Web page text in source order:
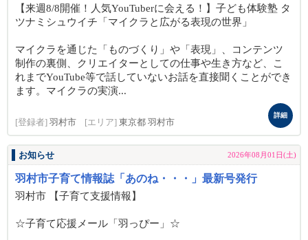
【来週8/8開催！人気YouTuberに会える！】子ども体験塾 タ
ツナミシュウイチ「マイクラと広がる表現の世界」
マイクラを通じた「ものづくり」や「表現」、コンテンツ
制作の裏側、クリエイターとしての仕事や生き方など、こ
れまでYouTube等で話していないお話を直接聞くことができ
ます。マイクラの実演...
[登録者] 羽村市 [エリア] 東京都 羽村市
詳細
お知らせ 2026年08月01日(土)
羽村市子育て情報誌「あのね・・・」最新号発行
羽村市 【子育て支援情報】
☆子育て応援メール「羽っぴー」☆